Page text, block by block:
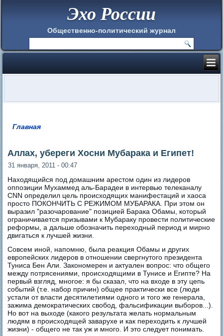
Эхо России
Общественно-политический журнал
Главная
Аллах, убереги Хосни Мубарака и Египет!
31 января, 2011 - 00:47
Находящийся под домашним арестом один из лидеров
оппозиции Мухаммед аль-Барадеи в интервью телеканалу
CNN определил цель происходящих манифестаций и хаоса
просто ПОКОНЧИТЬ С РЕЖИМОМ МУБАРАКА. При этом он
выразил "разочарование" позицией Барака Обамы, который
ограничивается призывами к Мубараку провести политические
реформы, а дальше обозначить переходный период и мирно
двигаться к лучшей жизни.
Совсем иной, напомню, была реакция Обамы и других
европейских лидеров в отношении свергнутого президента
Туниса Бен Али. Закономерен и актуален вопрос: что общего
между потрясениями, происходящими в Тунисе и Египте? На
первый взгляд, многое: я бы сказал, что на входе в эту цепь
событий (т.е. набор причин) общее практически все (люди
устали от власти десятилетиями одного и того же генерала,
зажима демократических свобод, фальсификации выборов...).
Но вот на выходе (какого результата желать нормальным
людям в происходящей заварухе и как переходить к лучшей
жизни) - общего не так уж и много. И это следует понимать.